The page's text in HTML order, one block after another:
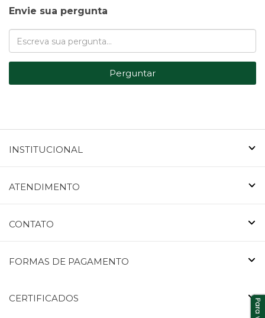
Envie sua pergunta
Perguntar
INSTITUCIONAL
ATENDIMENTO
CONTATO
FORMAS DE PAGAMENTO
CERTIFICADOS